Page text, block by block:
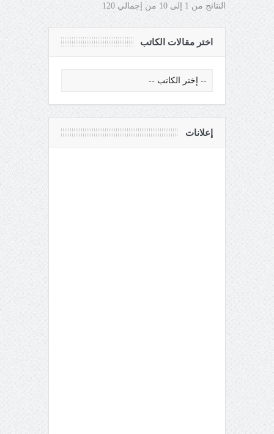
النتائج من 1 إلى 10 من إجمالي 120
اختر مقالات الكاتب
إعلانات